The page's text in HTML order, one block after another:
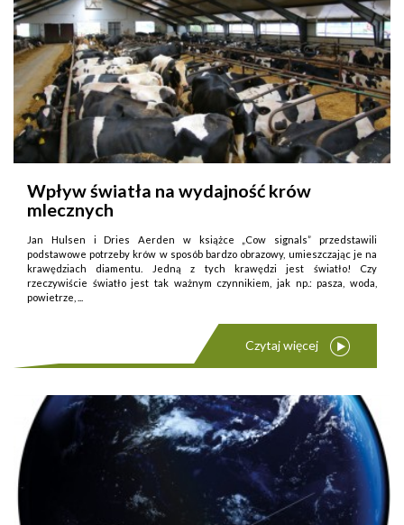
Wpływ światła na wydajność krów
mlecznych
Jan Hulsen i Dries Aerden w książce „Cow signals” przedstawili
podstawowe potrzeby krów w sposób bardzo obrazowy, umieszczając je na
krawędziach diamentu. Jedną z tych krawędzi jest światło! Czy
rzeczywiście światło jest tak ważnym czynnikiem, jak np.: pasza, woda,
powietrze, ...
Czytaj więcej